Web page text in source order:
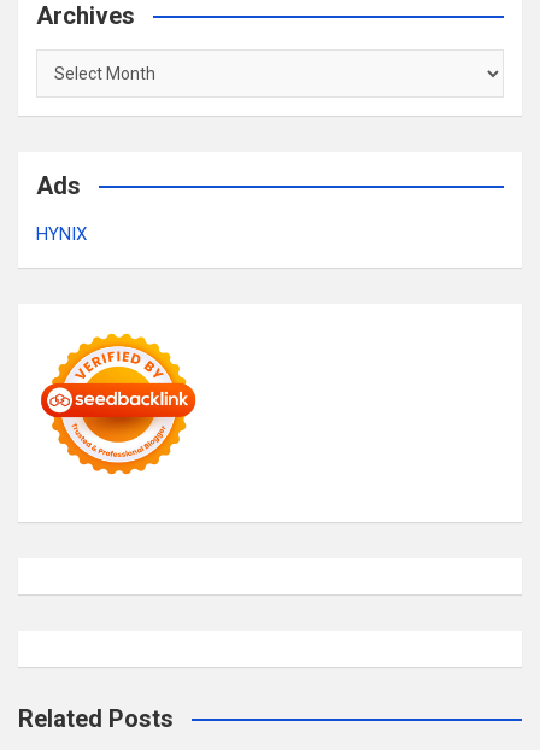
Archives
Archives
Ads
HYNIX
Related Posts